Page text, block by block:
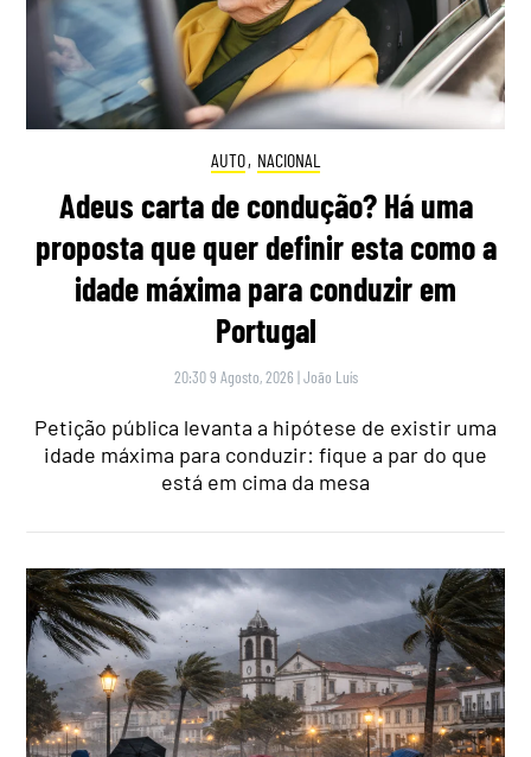
AUTO, NACIONAL
Adeus carta de condução? Há uma
proposta que quer definir esta como a
idade máxima para conduzir em
Portugal
20:30 9 Agosto, 2026 |João Luís
Petição pública levanta a hipótese de existir uma
idade máxima para conduzir: fique a par do que
está em cima da mesa